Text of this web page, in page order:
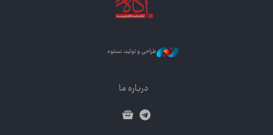
طراحی و تولید: نستوه
درباره ما